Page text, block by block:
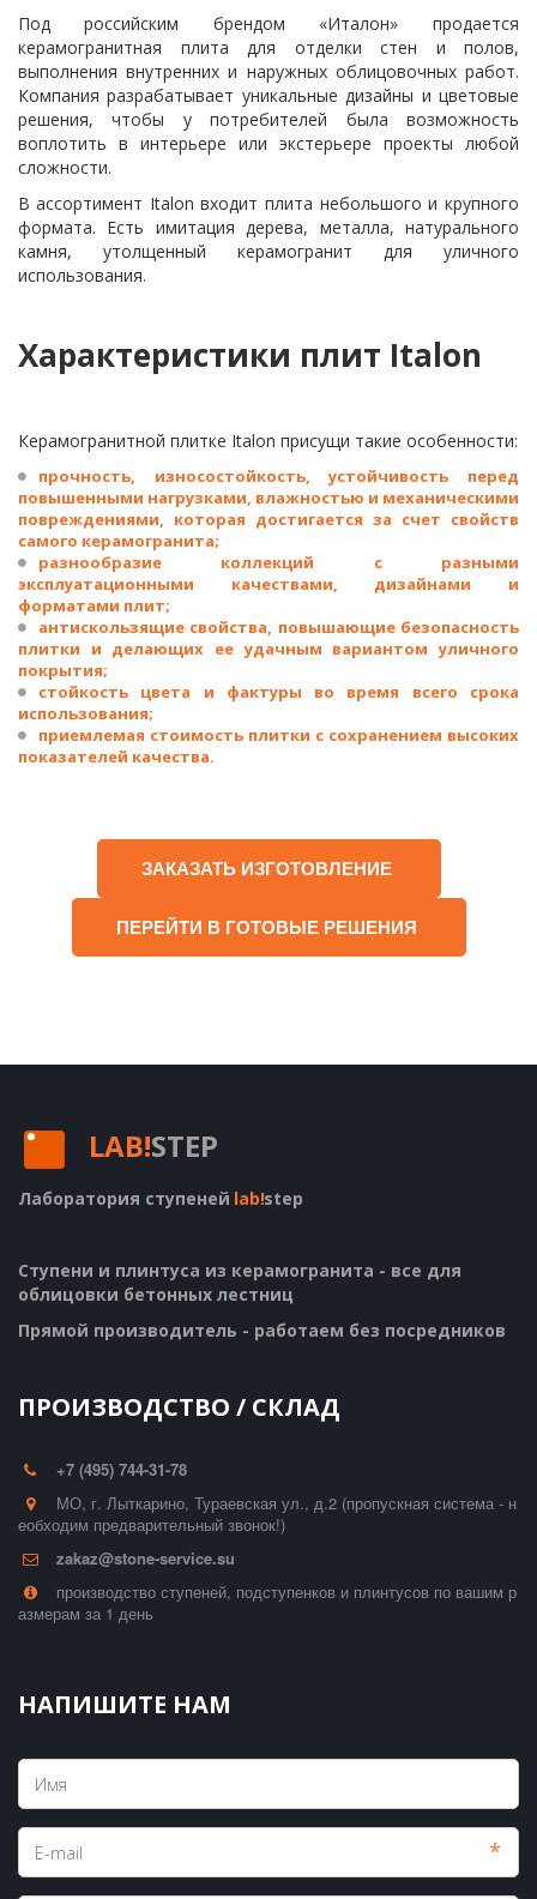
Под российским брендом «Италон» продается
керамогранитная плита для отделки стен и полов,
выполнения внутренних и наружных облицовочных работ.
Компания разрабатывает уникальные дизайны и цветовые
решения, чтобы у потребителей была возможность
воплотить в интерьере или экстерьере проекты любой
сложности.
В ассортимент Italon входит плита небольшого и крупного
формата. Есть имитация дерева, металла, натурального
камня, утолщенный керамогранит для уличного
использования.
Характеристики плит Italon
Керамогранитной плитке Italon присущи такие особенности:
прочность, износостойкость, устойчивость перед
повышенными нагрузками, влажностью и механическими
повреждениями, которая достигается за счет свойств
самого керамогранита;
разнообразие коллекций с разными
эксплуатационными качествами, дизайнами и
форматами плит;
антискользящие свойства, повышающие безопасность
плитки и делающих ее удачным вариантом уличного
покрытия;
стойкость цвета и фактуры во время всего срока
использования;
приемлемая стоимость плитки с сохранением высоких
показателей качества.
ЗАКАЗАТЬ ИЗГОТОВЛЕНИЕ
ПЕРЕЙТИ В ГОТОВЫЕ РЕШЕНИЯ
LAB!STEP
Лаборатория ступеней lab!step
Ступени и плинтуса из керамогранита - все для
облицовки бетонных лестниц
Прямой производитель - работаем без посредников
ПРОИЗВОДСТВО / СКЛАД
+7 (495) 744-31-78
МО, г. Лыткарино, Тураевская ул., д.2 (пропускная система - н
еобходим предварительный звонок!)
zakaz@stone-service.su
производство ступеней, подступенков и плинтусов по вашим р
азмерам за 1 день
НАПИШИТЕ НАМ
*